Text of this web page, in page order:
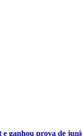
e ganhou prova de